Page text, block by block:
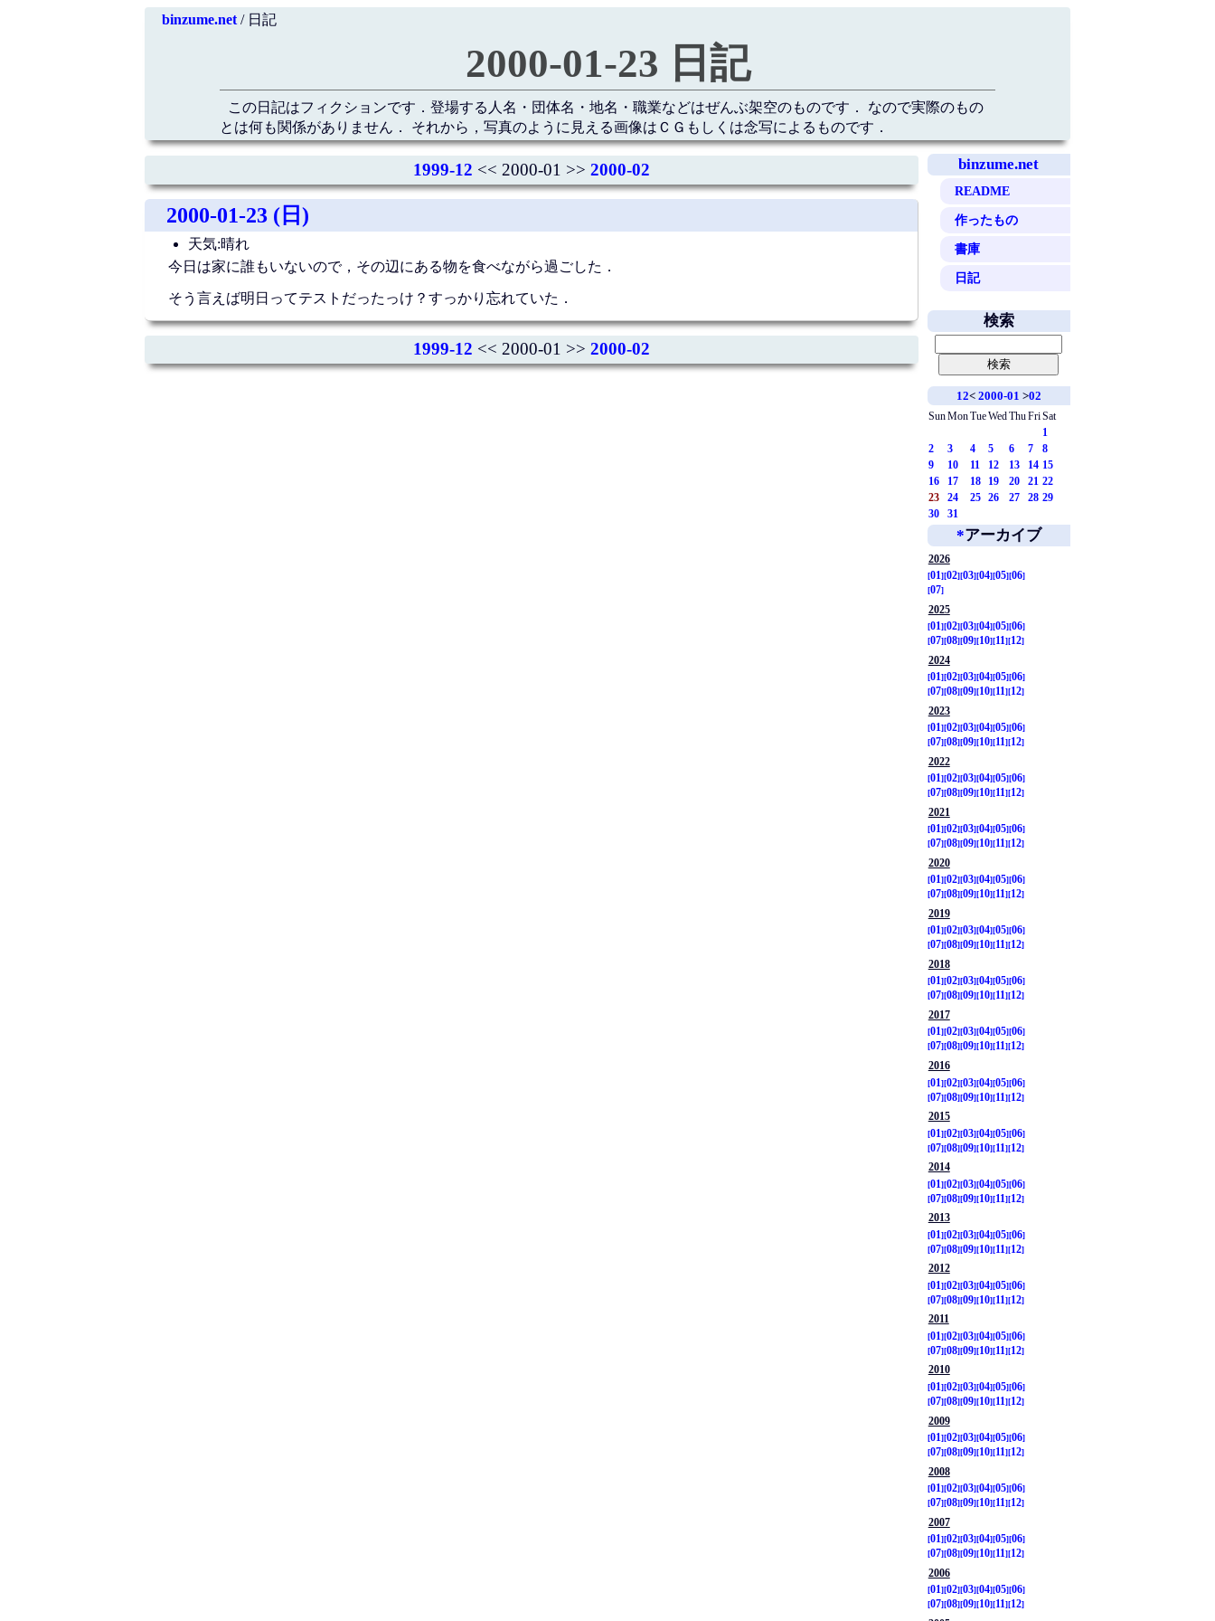
binzume.net/ 日記
2000-01-23 日記
この日記はフィクションです．登場する人名・団体名・地名・職業などはぜんぶ架空のものです． なので実際のもの
とは何も関係がありません． それから，写真のように見える画像はＣＧもしくは念写によるものです．
binzume.net
README
作ったもの
書庫
日記
1999-12 << 2000-01 >> 2000-02
2000-01-23 (日)
天気:晴れ
今日は家に誰もいないので，その辺にある物を食べながら過ごした．
そう言えば明日ってテストだったっけ？すっかり忘れていた．
1999-12 << 2000-01 >> 2000-02
検索
12< 2000-01 >02
SunMonTueWed ThuFriSat
1
2
3 4 5 6 7
8
9
10 11 12 13 14 15
16
17 18 19 20 21 22
23
24 25 26 27 28 29
30
31
*アーカイブ
2026
01
02 03 04 05 06
07
2025
01
02 03 04 05 06
07 08 09 10 11
12
2024
01
02 03 04 05 06
07 08 09 10 11
12
2023
01
02 03 04 05 06
07 08 09 10 11
12
2022
01
02 03 04 05 06
07 08 09 10 11
12
2021
01
02 03 04 05 06
07 08 09 10 11
12
2020
01
02 03 04 05 06
07 08 09 10 11
12
2019
01
02 03 04 05 06
07 08 09 10 11
12
2018
01 02 03 04 05 06
07 08 09 10 11 12
2017
01 02 03 04 05 06
07 08 09 10 11 12
2016
01
02 03 04 05 06
07 08 09 10 11
12
2015
01
02 03 04 05 06
07 08 09 10 11
12
2014
01
02 03 04 05 06
07 08 09 10 11
12
2013
01
02 03 04 05 06
07 08 09 10 11
12
2012
01
02 03 04 05 06
07 08 09 10 11
12
2011
01
02 03 04 05 06
07 08 09 10 11
12
2010
01
02 03 04 05 06
07 08 09 10 11
12
2009
01
02 03 04 05 06
07 08 09 10 11
12
2008
01
02 03 04 05 06
07 08 09 10 11
12
2007
01
02 03 04 05 06
07 08 09 10 11
12
2006
01
02 03 04 05 06
07 08 09 10 11
12